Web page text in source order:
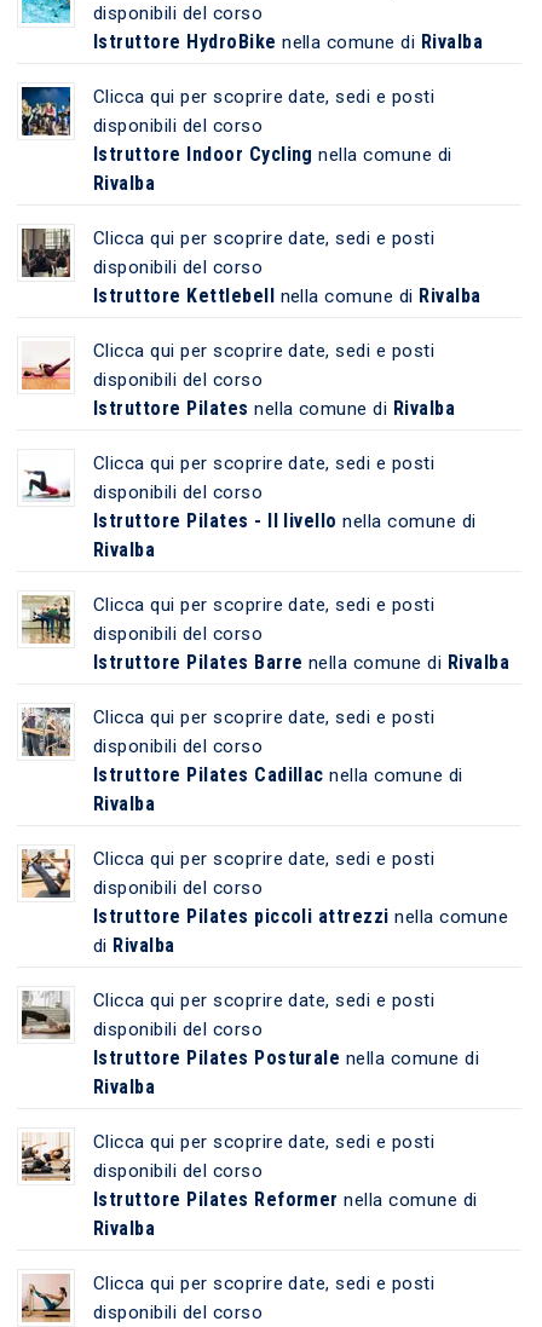
disponibili del corso
Istruttore HydroBike nella comune di Rivalba
Clicca qui per scoprire date, sedi e posti
disponibili del corso
Istruttore Indoor Cycling nella comune di
Rivalba
Clicca qui per scoprire date, sedi e posti
disponibili del corso
Istruttore Kettlebell nella comune di Rivalba
Clicca qui per scoprire date, sedi e posti
disponibili del corso
Istruttore Pilates nella comune di Rivalba
Clicca qui per scoprire date, sedi e posti
disponibili del corso
Istruttore Pilates - II livello nella comune di
Rivalba
Clicca qui per scoprire date, sedi e posti
disponibili del corso
Istruttore Pilates Barre nella comune di Rivalba
Clicca qui per scoprire date, sedi e posti
disponibili del corso
Istruttore Pilates Cadillac nella comune di
Rivalba
Clicca qui per scoprire date, sedi e posti
disponibili del corso
Istruttore Pilates piccoli attrezzi nella comune
di Rivalba
Clicca qui per scoprire date, sedi e posti
disponibili del corso
Istruttore Pilates Posturale nella comune di
Rivalba
Clicca qui per scoprire date, sedi e posti
disponibili del corso
Istruttore Pilates Reformer nella comune di
Rivalba
Clicca qui per scoprire date, sedi e posti
disponibili del corso